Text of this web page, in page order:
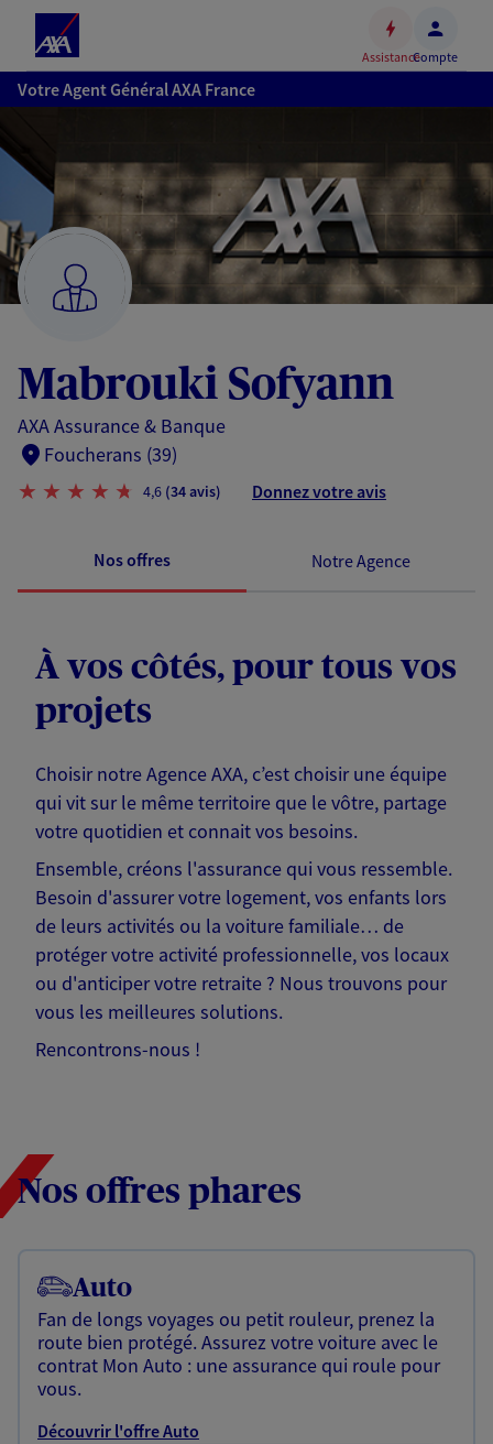
Accéder
au
Accéder
au
pied
de
page
AssistanceCompte
Votre Agent Général AXA France
Mabrouki Sofyann
AXA Assurance & Banque
Foucherans (39)
4,6 (34 avis) Donnez votre avis
Nos offres Notre Agence
À vos côtés, pour tous vos
projets
Choisir notre Agence AXA, c’est choisir une équipe
qui vit sur le même territoire que le vôtre, partage
votre quotidien et connait vos besoins.
Ensemble, créons l'assurance qui vous ressemble.
Besoin d'assurer votre logement, vos enfants lors
de leurs activités ou la voiture familiale… de
protéger votre activité professionnelle, vos locaux
ou d'anticiper votre retraite ? Nous trouvons pour
vous les meilleures solutions.
Rencontrons-nous !
Nos offres phares
Auto
Fan de longs voyages ou petit rouleur, prenez la
route bien protégé. Assurez votre voiture avec le
contrat Mon Auto : une assurance qui roule pour
vous.
Découvrir l'offre Auto